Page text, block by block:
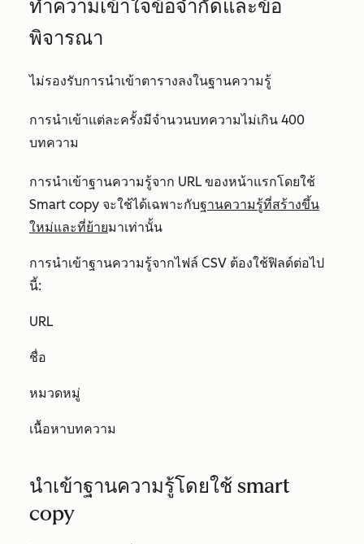
ทำความเข้าใจข้อจำกัดและข้อ
พิจารณา
ไม่รองรับการนำเข้าตารางลงในฐานความรู้
การนำเข้าแต่ละครั้งมีจำนวนบทความไม่เกิน 400
บทความ
การนำเข้าฐานความรู้จาก URL ของหน้าแรกโดยใช้
Smart copy จะใช้ได้เฉพาะกับฐานความรู้ที่สร้างขึ้น
ใหม่และที่ย้ายมาเท่านั้น
การนำเข้าฐานความรู้จากไฟล์ CSV ต้องใช้ฟิลด์ต่อไป
นี้:
URL
ชื่อ
หมวดหมู่
เนื้อหาบทความ
นำเข้าฐานความรู้โดยใช้ smart
copy